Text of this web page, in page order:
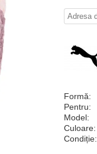
Formă:
Pentru:
Model:
Culoare:
Condiție: